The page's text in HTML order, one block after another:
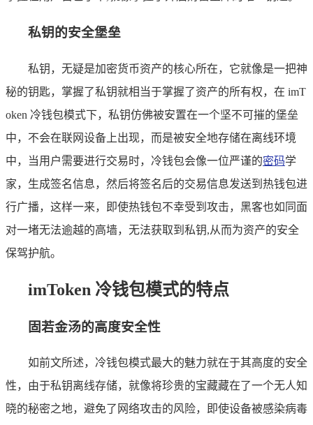
私钥的安全堡垒
私钥，无疑是加密货币资产的核心所在，它就像是一把神
秘的钥匙，掌握了私钥就相当于掌握了资产的所有权，在 imT
oken 冷钱包模式下，私钥仿佛被安置在一个坚不可摧的堡垒
中，不会在联网设备上出现，而是被安全地存储在离线环境
中，当用户需要进行交易时，冷钱包会像一位严谨的密码学
家，生成签名信息，然后将签名后的交易信息发送到热钱包进
行广播，这样一来，即使热钱包不幸受到攻击，黑客也如同面
对一堵无法逾越的高墙，无法获取到私钥,从而为资产的安全
保驾护航。
imToken 冷钱包模式的特点
固若金汤的高度安全性
如前文所述，冷钱包模式最大的魅力就在于其高度的安全
性，由于私钥离线存储，就像将珍贵的宝藏藏在了一个无人知
晓的秘密之地，避免了网络攻击的风险，即使设备被感染病毒